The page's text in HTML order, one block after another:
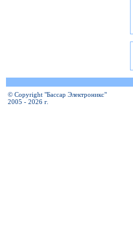
© Copyright "Бассар Электроникс"
2005 - 2026 г.